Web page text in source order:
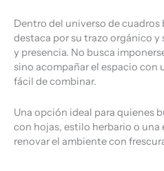
Dentro del universo de
destaca por su trazo orgánico
y presencia. No busca
sino acompañar el espacio con
fácil de combinar.
Una opción ideal para quienes
con hojas, estilo herbario o
renovar el ambiente con